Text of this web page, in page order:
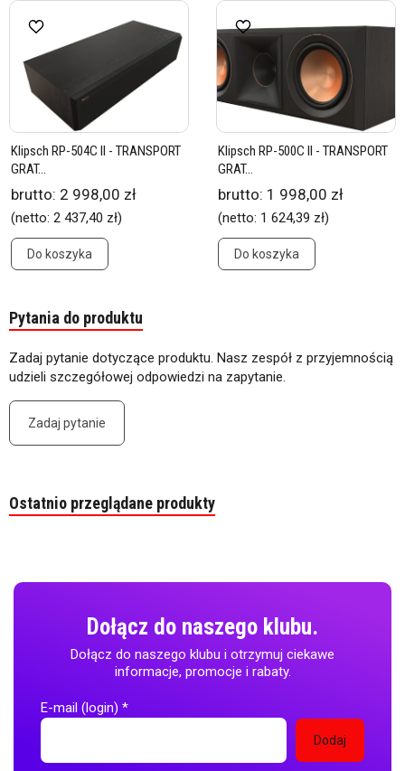
Klipsch RP-504C II - TRANSPORT
GRAT...
brutto: 2 998,00 zł
(netto: 2 437,40 zł)
Do koszyka
Klipsch RP-500C II - TRANSPORT
GRAT...
brutto: 1 998,00 zł
(netto: 1 624,39 zł)
Do koszyka
Pytania do produktu
Zadaj pytanie dotyczące produktu. Nasz zespół z przyjemnością
udzieli szczegółowej odpowiedzi na zapytanie.
Zadaj pytanie
Ostatnio przeglądane produkty
Dołącz do naszego klubu.
Dołącz do naszego klubu i otrzymuj ciekawe
informacje, promocje i rabaty.
E-mail (login) *